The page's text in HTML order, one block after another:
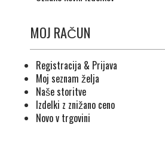
MOJ RAČUN
Registracija & Prijava
Moj seznam želja
Naše storitve
Izdelki z znižano ceno
Novo v trgovini